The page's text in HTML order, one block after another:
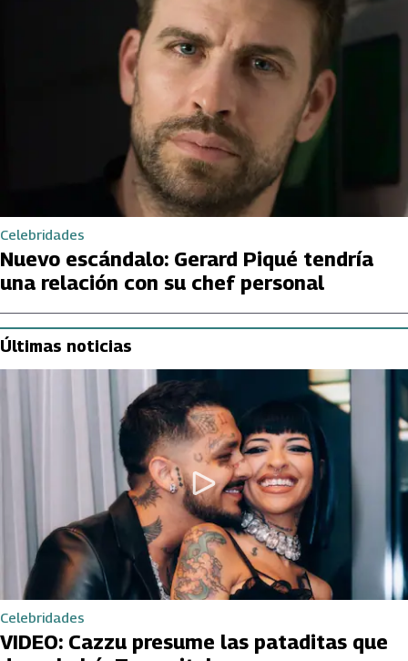
Celebridades
Nuevo escándalo: Gerard Piqué tendría
una relación con su chef personal
Últimas noticias
Celebridades
VIDEO: Cazzu presume las pataditas que